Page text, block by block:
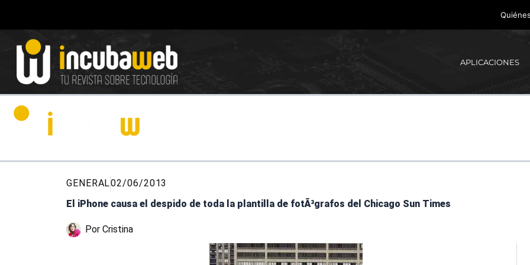
contenido
APLICACIONES
GENERAL02/06/2013
El iPhone causa el despido de toda la plantilla de fotÃ³grafos del Chicago Sun Times
Por Cristina